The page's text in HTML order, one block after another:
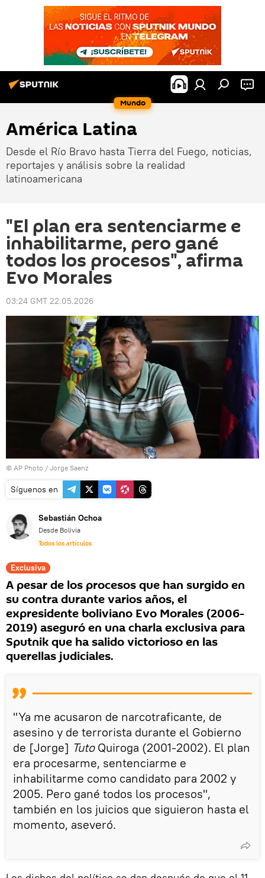
Mundo
América Latina
Desde el Río Bravo hasta Tierra del Fuego, noticias,
reportajes y análisis sobre la realidad
latinoamericana
"El plan era sentenciarme e
inhabilitarme, pero gané
todos los procesos", afirma
Evo Morales
03:24 GMT 22.05.2026
© AP Photo / Jorge Saenz
Síguenos en
Sebastián Ochoa
Desde Bolivia
Todos los artículos
Exclusiva
A pesar de los procesos que han surgido en
su contra durante varios años, el
expresidente boliviano Evo Morales (2006-
2019) aseguró en una charla exclusiva para
Sputnik que ha salido victorioso en las
querellas judiciales.
"Ya me acusaron de narcotraficante, de
asesino y de terrorista durante el Gobierno
de [Jorge] TutoQuiroga (2001-2002). El plan
era procesarme, sentenciarme e
inhabilitarme como candidato para 2002 y
2005. Pero gané todos los procesos",
también en los juicios que siguieron hasta el
momento, aseveró.